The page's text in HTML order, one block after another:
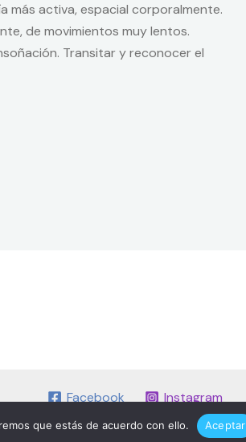
más activa, espacial corporalmente.
de movimientos muy lentos.
Transitar y reconocer el
Facebook Instagram
que estás de acuerdo con ello. Aceptar